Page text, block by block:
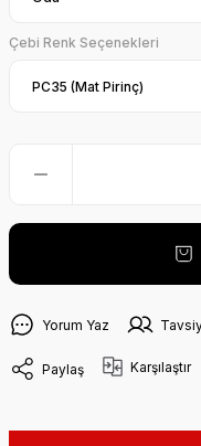
Çebi Renk Seçenekleri
Yorum Yaz
Paylaş Karşılaştır